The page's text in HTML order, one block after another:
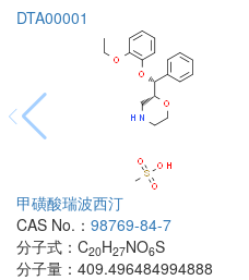
DTA00001
甲磺酸瑞波西汀
CAS No.： 98769-84-7
分子式： C20H27NO6S
分子量： 409.496484994888